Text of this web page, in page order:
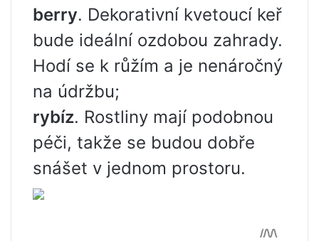
berry. Dekorativní kvetoucí keř
bude ideální ozdobou zahrady.
Hodí se k růžím a je nenáročný
na údržbu;
rybíz. Rostliny mají podobnou
péči, takže se budou dobře
snášet v jednom prostoru.